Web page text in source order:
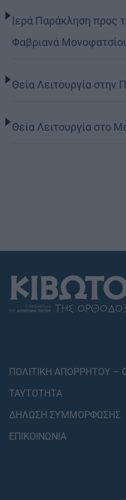
Ιερά Παράκληση προς
Φαβριανά
Θεία Λειτουργία στην
Θεία Λειτουργία στο
ΠΟΛΙΤΙΚΗ ΑΠΟΡΡΗΤΟΥ –
ΤΑΥΤΟΤΗΤΑ
ΔΗΛΩΣΗ ΣΥΜΜΟΡΦΩΣΗΣ
ΕΠΙΚΟΙΝΩΝΙΑ